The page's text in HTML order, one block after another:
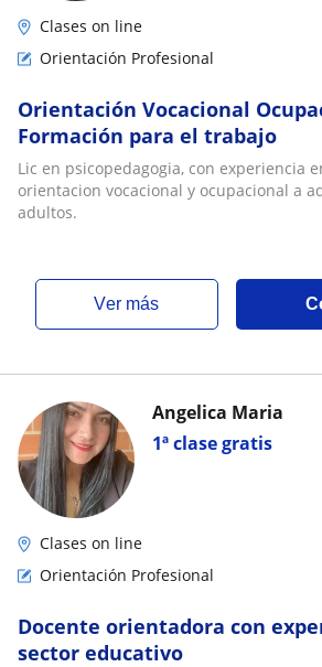
Clases on line
Orientación Profesional
Orientación Vocacional
Formación para el trabajo
Lic en psicopedagogia, con experiencia
orientacion vocacional y ocupacional a
adultos.
ver más
1ª clase gratis
Angelica Maria
Clases on line
Orientación Profesional
Docente orientadora con
sector educativo